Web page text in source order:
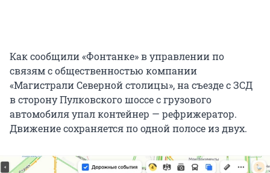
Как сообщили «Фонтанке» в управлении по
связям с общественностью компании
«Магистрали Северной столицы», на съезде с ЗСД
в сторону Пулковского шоссе с грузового
автомобиля упал контейнер — рефрижератор.
Движение сохраняется по одной полосе из двух.